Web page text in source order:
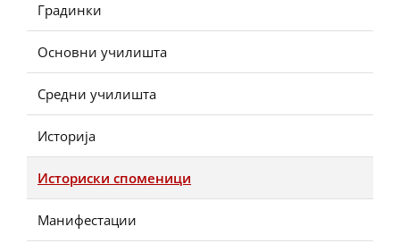
Градинки
Основни училишта
Средни училишта
Историја
Историски споменици
Манифестации